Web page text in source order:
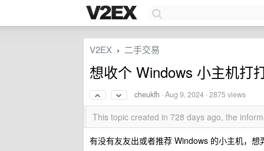
V2EX › 二手交易
想收个 Windows 小主机打
cheukfh ·Aug 9, 2024 · 2875 views
This topic created in 728 days ago, the
有没有友友出或者推荐 Windows 的小主机，想